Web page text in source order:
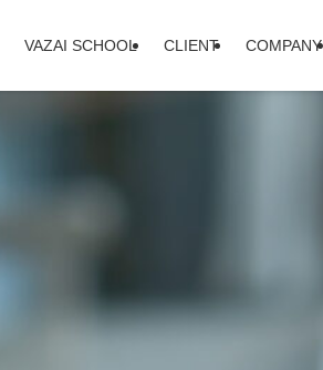
VAZAI SCHOOL CLIENT COMPANY